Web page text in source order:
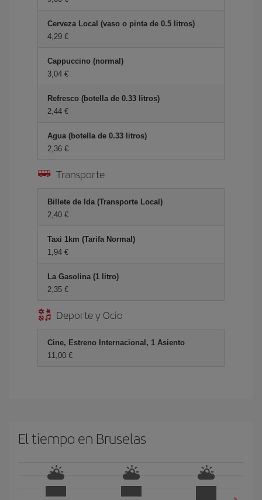
Cerveza Local (vaso o pinta de 0.5 litros)
4,29 €
Cappuccino (normal)
3,04 €
Refresco (botella de 0.33 litros)
2,44 €
Agua (botella de 0.33 litros)
2,36 €
Transporte
Billete de Ida (Transporte Local)
2,40 €
Taxi 1km (Tarifa Normal)
1,94 €
La Gasolina (1 litro)
2,35 €
Deporte y Ocio
Cine, Estreno Internacional, 1 Asiento
11,00 €
El tiempo en Bruselas